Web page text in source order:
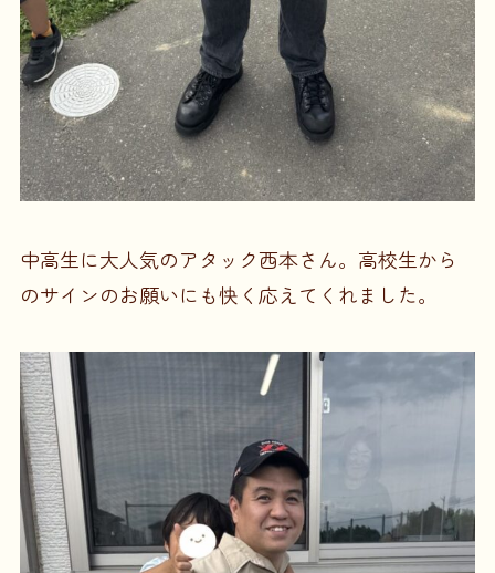
中高生に大人気のアタック西本さん。高校生から
のサインのお願いにも快く応えてくれました。